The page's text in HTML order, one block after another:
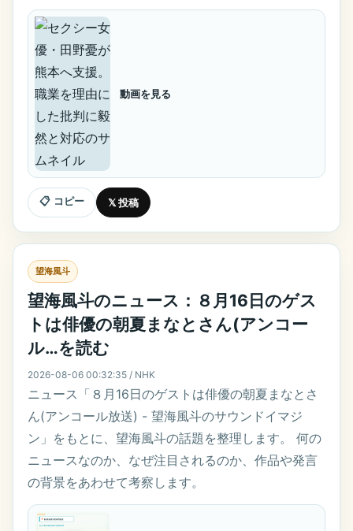
動画を見る
📋 コピー 𝕏 投稿
望海風斗
望海風斗のニュース：８月16日のゲス
トは俳優の朝夏まなとさん(アンコー
ル…を読む
2026-08-06 00:32:35 / NHK
ニュース「８月16日のゲストは俳優の朝夏まなとさ
ん(アンコール放送) - 望海風斗のサウンドイマジ
ン」をもとに、望海風斗の話題を整理します。 何の
ニュースなのか、なぜ注目されるのか、作品や発言
の背景をあわせて考察します。